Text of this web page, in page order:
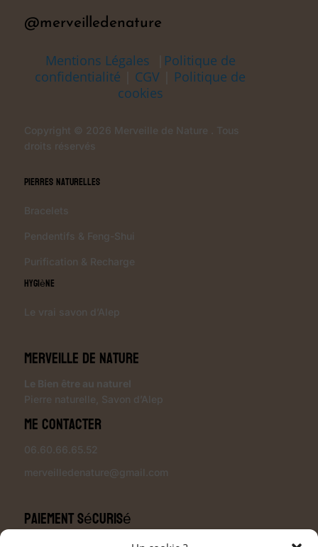
@merveilledenature
Mentions Légales
Politique de
confidentialité
CGV
Politique de
cookies
Copyright © 2026 Merveille de Nature . Tous
droits réservés
Pierres Naturelles
Bracelets
Pendentifs & Feng-Shui
Purification & Recharge
Hygiène
Le vrai savon d’Alep
Merveille de Nature
Le Bien être au naturel
Pierre naturelle Savon d’Alep
Me contacter
06.60.66.65.52
merveilledenature@gmail.com
Paiement sécurisé